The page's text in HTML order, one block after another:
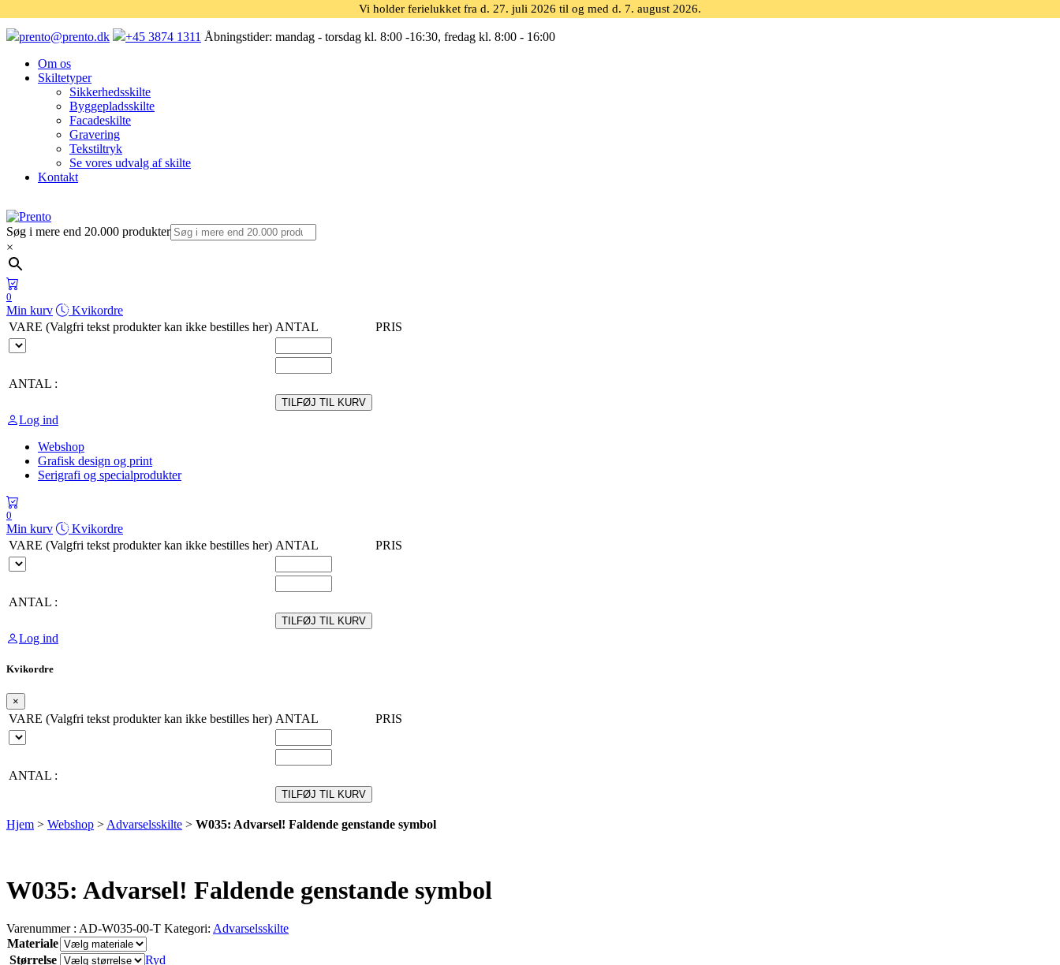
Vi holder ferielukket fra d. 27. juli 2026 til og med d. 7. august 2026.
prento@prento.dk +45 3874 1311 Åbningstider: mandag - torsdag kl. 8:00 -16:30, fredag kl. 8:00 - 16:00
Om os
Skiltetyper
Sikkerhedsskilte
Byggepladsskilte
Facadeskilte
Gravering
Tekstiltryk
Se vores udvalg af skilte
Kontakt
Søg i mere end 20.000 produkter
×
0
Min kurv
Kvikordre
VARE (Valgfri tekst produkter kan ikke bestilles her) ANTAL PRIS
ANTAL :
TILFØJ TIL KURV
Log ind
Webshop
Grafisk design og print
Serigrafi og specialprodukter
0
Min kurv
Kvikordre
VARE (Valgfri tekst produkter kan ikke bestilles her) ANTAL PRIS
ANTAL :
TILFØJ TIL KURV
Log ind
Kvikordre
×
VARE (Valgfri tekst produkter kan ikke bestilles her) ANTAL PRIS
ANTAL :
TILFØJ TIL KURV
Hjem > Webshop > Advarselsskilte > W035: Advarsel! Faldende genstande symbol
W035: Advarsel! Faldende genstande symbol
Varenummer : AD-W035-00-T Kategori: Advarselsskilte
Materiale
Størrelse
Ryd